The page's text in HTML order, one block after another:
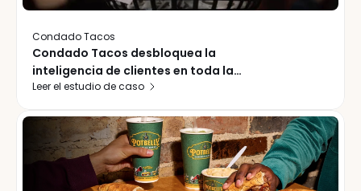
Condado Tacos
Condado Tacos desbloquea la
inteligencia de clientes en toda la
cadena y convierte el tráfico de las
Leer el estudio de caso